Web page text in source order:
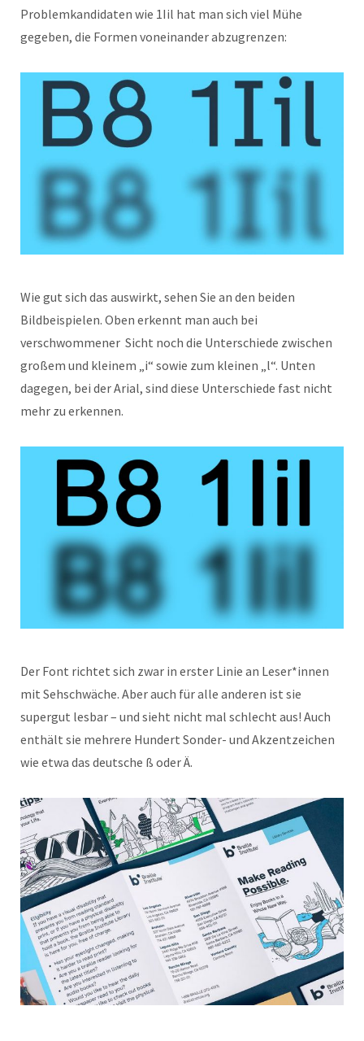
Problemkandidaten wie 1Iil hat man sich viel Mühe
gegeben, die Formen voneinander abzugrenzen:
Wie gut sich das auswirkt, sehen Sie an den beiden
Bildbeispielen. Oben erkennt man auch bei
verschwommener Sicht noch die Unterschiede zwischen
großem und kleinem „i“ sowie zum kleinen „l“. Unten
dagegen, bei der Arial, sind diese Unterschiede fast nicht
mehr zu erkennen.
Der Font richtet sich zwar in erster Linie an Leser*innen
mit Sehschwäche. Aber auch für alle anderen ist sie
supergut lesbar – und sieht nicht mal schlecht aus! Auch
enthält sie mehrere Hundert Sonder- und Akzentzeichen
wie etwa das deutsche ß oder Ä.